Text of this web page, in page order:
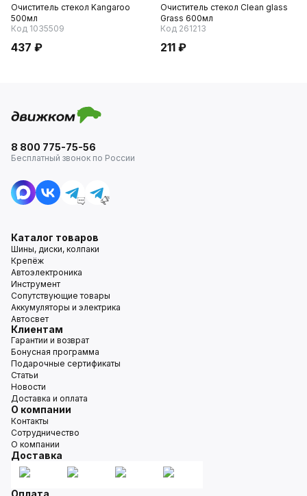
Очиститель стекол Kangaroo
500мл
Код 1035509
437 ₽
Очиститель стекол Clean glass
Grass 600мл
Код 261213
211 ₽
8 800 775-75-56
Бесплатный звонок по России
Каталог товаров
Шины, диски, колпаки
Крепёж
Автоэлектроника
Инструмент
Сопутствующие товары
Аккумуляторы и электрика
Автосвет
Клиентам
Гарантии и возврат
Бонусная программа
Подарочные сертификаты
Статьи
Новости
Доставка и оплата
О компании
Контакты
Сотрудничество
О компании
Доставка
Оплата